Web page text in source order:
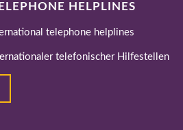
HELPLINES
telephone helplines
telefonischer Hilfestellen